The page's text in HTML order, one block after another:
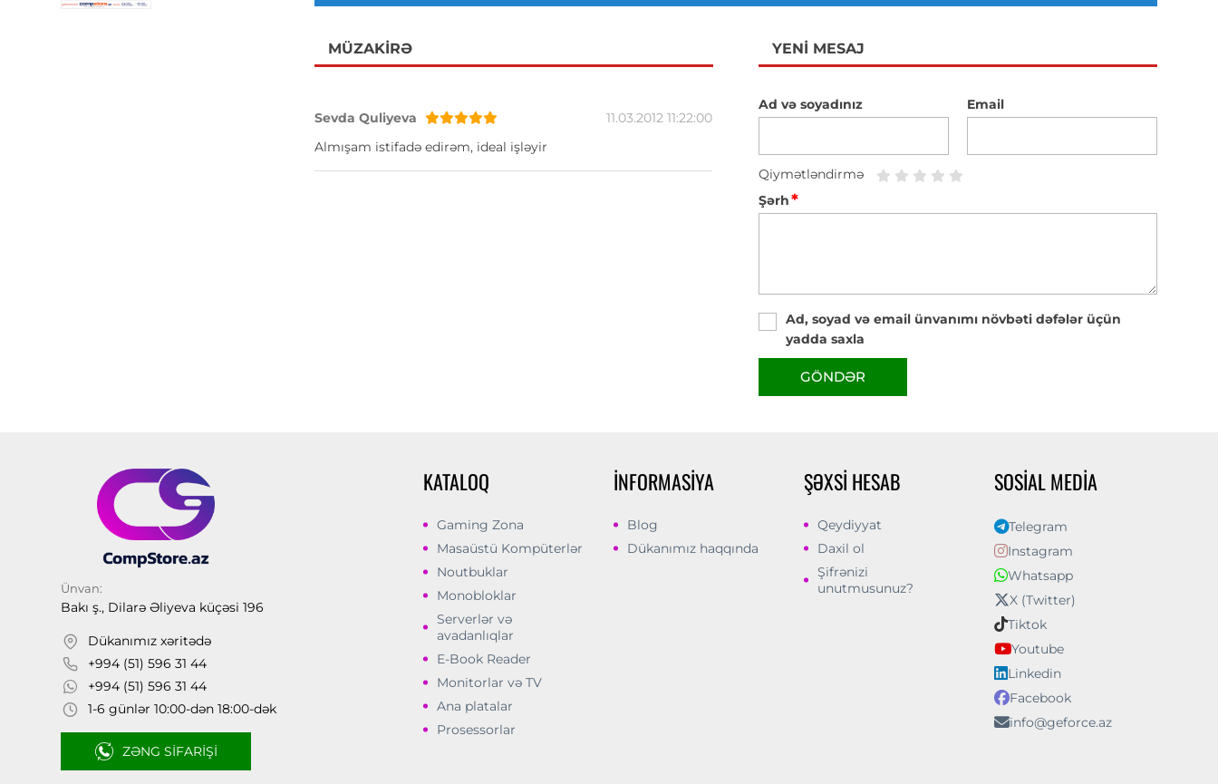
MÜZAKIRƏ
Sevda Quliyeva
11.03.2012 11:22:00
Almışam istifadə edirəm, ideal işləyir
YENI MESAJ
Ad və soyadınız Email
Qiymətləndirmə
Şərh*
Ad, soyad və email ünvanımı növbəti dəfələr üçün
yadda saxla
GÖNDƏR
Ünvan:
Bakı ş., Dilarə Əliyeva küçəsi 196
Dükanımız xəritədə
+994 (51) 596 31 44
+994 (51) 596 31 44
1-6 günlər 10:00-dən 18:00-dək
ZƏNG SIFARIŞI
KATALOQ
Gaming Zona
Masaüstü Kompüterlər
Noutbuklar
Monobloklar
Serverlər və
avadanlıqlar
E-Book Reader
Monitorlar və TV
Ana platalar
Prosessorlar
İNFORMASIYA
Blog
Dükanımız haqqında
ŞƏXSI HESAB
Qeydiyyat
Daxil ol
Şifrənizi
unutmusunuz?
SOSIAL MEDIA
Telegram
Instagram
Whatsapp
X (Twitter)
Tiktok
Youtube
Linkedin
Facebook
info@geforce.az